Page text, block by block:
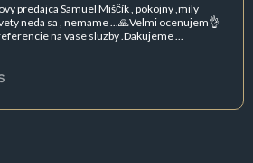
predajca Samuel Miščík , pokojny ,mily
neda sa , nemame ...🙏Velmi ocenujem👌
na vase sluzby .Dakujeme ...